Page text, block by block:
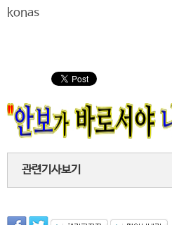
konas
관련기사보기